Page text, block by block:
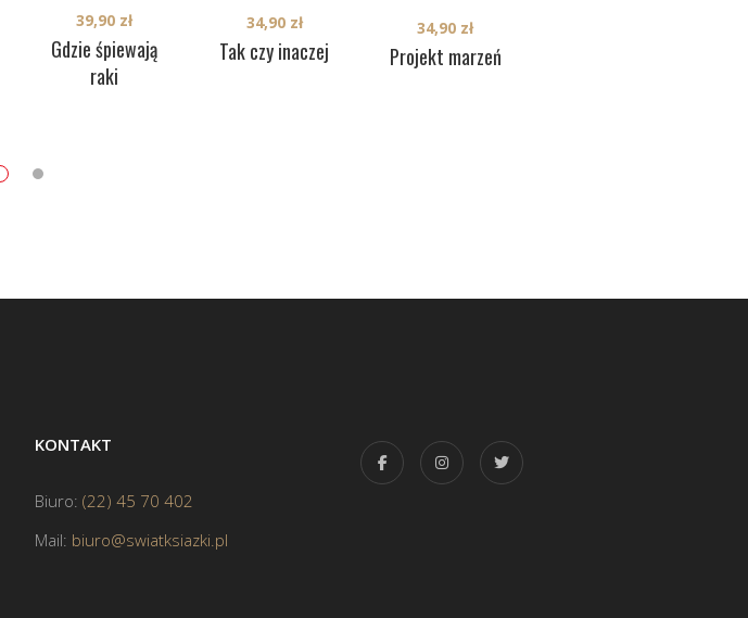
Gdzie śpiewają
raki
39,90 zł
Tak czy inaczej
34,90 zł
Projekt marzeń
34,90 zł
KONTAKT
Biuro: (22) 45 70 402
Mail: biuro@swiatksiazki.pl